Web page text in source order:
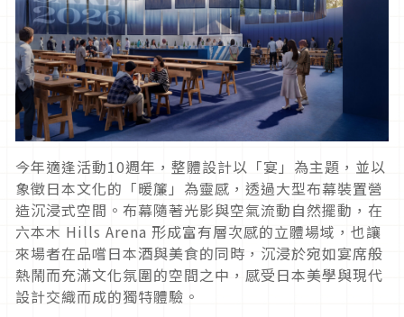
今年適逢活動10週年，整體設計以「宴」為主題，並以
象徵日本文化的「暖簾」為靈感，透過大型布幕裝置營
造沉浸式空間。布幕隨著光影與空氣流動自然擺動，在
六本木 Hills Arena 形成富有層次感的立體場域，也讓
來場者在品嚐日本酒與美食的同時，沉浸於宛如宴席般
熱鬧而充滿文化氛圍的空間之中，感受日本美學與現代
設計交織而成的獨特體驗。